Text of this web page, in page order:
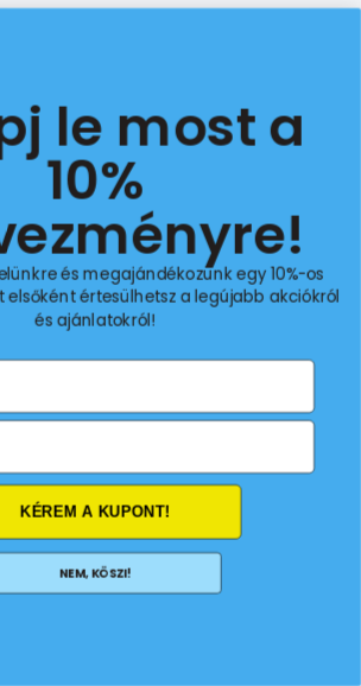
Viszonteladói program
fel a 10%-os
kedvezményért!
le most a
10%
és megajándékozunk egy 10%-os
értesülhetsz a legújabb akciókról
és ajánlatokról!
KÉREM A KUPONT!
NEM, KÖSZI!